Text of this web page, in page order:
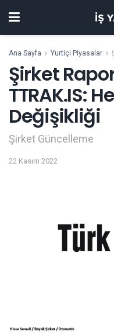
Ana Sayfa Yurtiçi Piyasalar
Şirket
TTRAK.IS:
Değişikliği
Şirket Güncelleme
22 Kasım 2022